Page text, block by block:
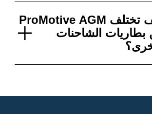
كيف تختلف ProMotive AGM
بطاريات الشاحنات